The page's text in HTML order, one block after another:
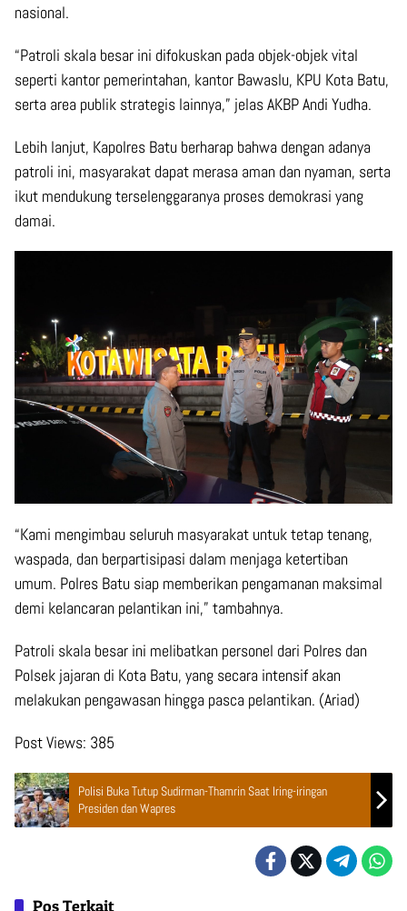
nasional.
“Patroli skala besar ini difokuskan pada objek-objek vital
seperti kantor pemerintahan, kantor Bawaslu, KPU Kota Batu,
serta area publik strategis lainnya,” jelas AKBP Andi Yudha.
Lebih lanjut, Kapolres Batu berharap bahwa dengan adanya
patroli ini, masyarakat dapat merasa aman dan nyaman, serta
ikut mendukung terselenggaranya proses demokrasi yang
damai.
“Kami mengimbau seluruh masyarakat untuk tetap tenang,
waspada, dan berpartisipasi dalam menjaga ketertiban
umum. Polres Batu siap memberikan pengamanan maksimal
demi kelancaran pelantikan ini,” tambahnya.
Patroli skala besar ini melibatkan personel dari Polres dan
Polsek jajaran di Kota Batu, yang secara intensif akan
melakukan pengawasan hingga pasca pelantikan. (Ariad)
Post Views: 385
Polisi Buka Tutup Sudirman-Thamrin Saat Iring-iringan
Presiden dan Wapres
Pos Terkait